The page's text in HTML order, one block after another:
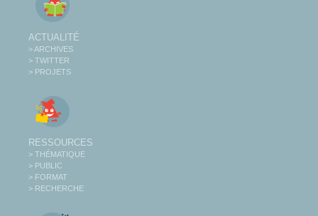
ACTUALITÉ
> ARCHIVES
> TWITTER
> PROJETS
RESSOURCES
> THÉMATIQUE
> PUBLIC
> FORMAT
> RECHERCHE